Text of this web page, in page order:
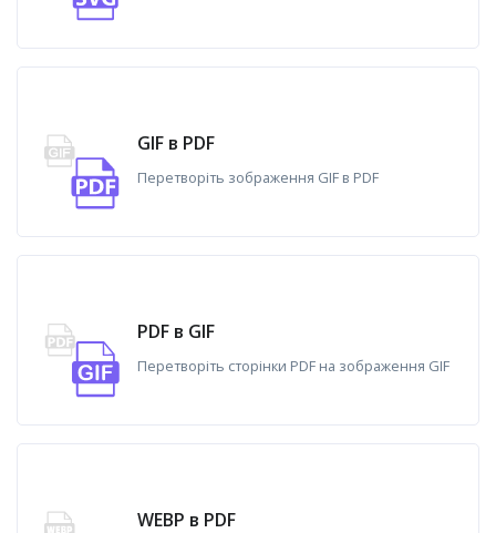
GIF в PDF
Перетворіть зображення GIF в PDF
PDF в GIF
Перетворіть сторінки PDF на зображення GIF
WEBP в PDF